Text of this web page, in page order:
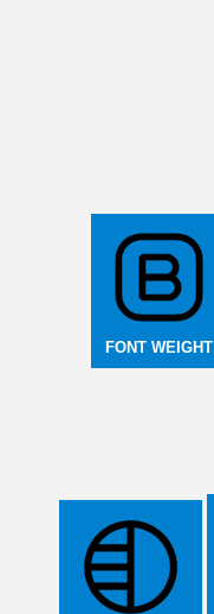
FONT WEIGHT